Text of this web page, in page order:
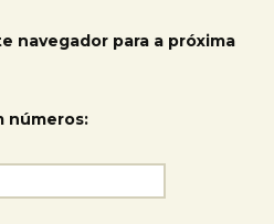
navegador para a próxima
números: